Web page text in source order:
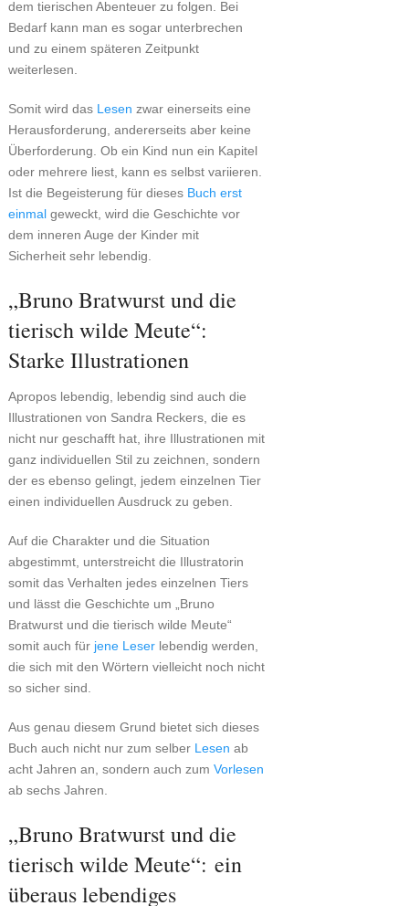
dem tierischen Abenteuer zu folgen. Bei
Bedarf kann man es sogar unterbrechen
und zu einem späteren Zeitpunkt
weiterlesen.
Somit wird das Lesen zwar einerseits eine
Herausforderung, andererseits aber keine
Überforderung. Ob ein Kind nun ein Kapitel
oder mehrere liest, kann es selbst variieren.
Ist die Begeisterung für dieses Buch erst
einmalgeweckt, wird die Geschichte vor
dem inneren Auge der Kinder mit
Sicherheit sehr lebendig.
„Bruno Bratwurst und die
tierisch wilde Meute“:
Starke Illustrationen
Apropos lebendig, lebendig sind auch die
Illustrationen von Sandra Reckers, die es
nicht nur geschafft hat, ihre Illustrationen mit
ganz individuellen Stil zu zeichnen, sondern
der es ebenso gelingt, jedem einzelnen Tier
einen individuellen Ausdruck zu geben.
Auf die Charakter und die Situation
abgestimmt, unterstreicht die Illustratorin
somit das Verhalten jedes einzelnen Tiers
und lässt die Geschichte um „Bruno
Bratwurst und die tierisch wilde Meute“
somit auch für jene Leserlebendig werden,
die sich mit den Wörtern vielleicht noch nicht
so sicher sind.
Aus genau diesem Grund bietet sich dieses
Buch auch nicht nur zum selber Lesen ab
acht Jahren an, sondern auch zum Vorlesen
ab sechs Jahren.
„Bruno Bratwurst und die
tierisch wilde Meute“: ein
überaus lebendiges